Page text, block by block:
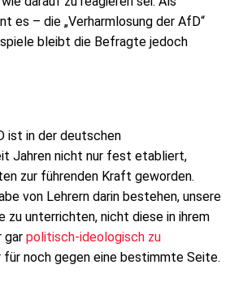
es – die „Verharmlosung der AfD“
bleibt die Befragte jedoch
ist in der deutschen
Jahren nicht nur fest etabliert,
zur führenden Kraft geworden.
von Lehrern darin bestehen, unsere
zu unterrichten, nicht diese in ihrem
gar politisch-ideologisch zu
für noch gegen eine bestimmte Seite.